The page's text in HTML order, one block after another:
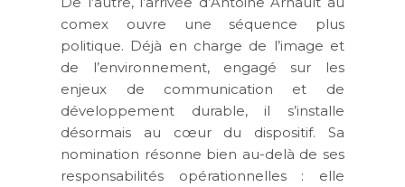
comex ouvre une séquence plus
politique. Déjà en charge de l’image et
de l’environnement, engagé sur les
enjeux de communication et de
développement durable, il s’installe
désormais au cœur du dispositif. Sa
nomination résonne bien au-delà de ses
responsabilités opérationnelles : elle